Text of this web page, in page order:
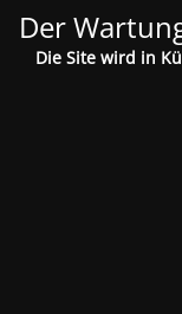
Der
Die Site wird in